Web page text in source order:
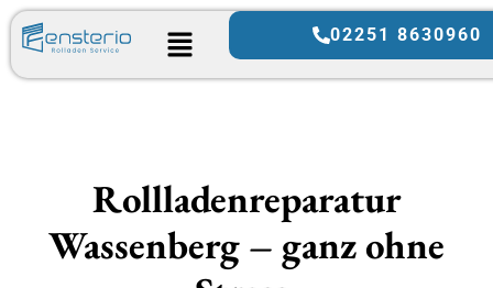
02251 8630960
Rollladenreparatur
Wassenberg – ganz ohne